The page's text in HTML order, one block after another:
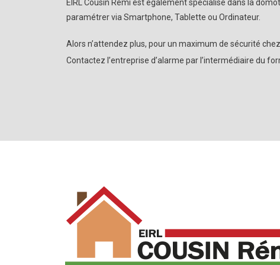
EIRL Cousin Rémi est également spécialisé dans la
paramétrer via Smartphone, Tablette ou Ordinateur.
Alors n’attendez plus, pour un maximum de sécurité
Contactez l’entreprise d’alarme par l’intermédiaire du